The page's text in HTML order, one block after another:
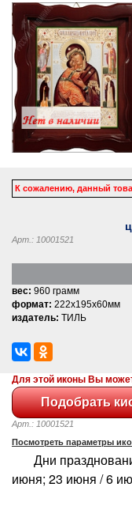
К сожалению, данный
Арт.: 10001521
вес: 960 грамм
формат: 222x195x60мм
издатель: ТИЛЬ
Для этой иконы Вы
Арт.: 10001521
Посмотреть параметры
Дни
июня; 23 июня / 6